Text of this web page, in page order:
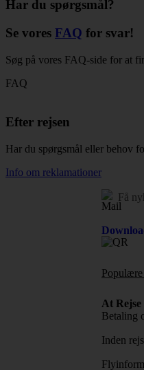
Har du spørgsmål?
Se vores FAQ for svar!
Søg på vores FAQ-side for at
FAQ
Efter rejsen
Har du spørgsmål eller behov
Info om reklamationer
Få
Populære
At
Betaling
Inden